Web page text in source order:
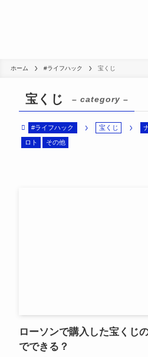
ホーム #ライフハック 宝くじ
宝くじ – category –
#ライフハック 宝くじ
ロト その他
ローソンで購入した宝くじ
でできる？